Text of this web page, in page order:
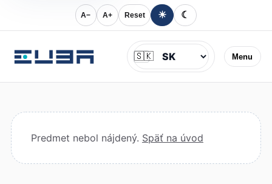
A− A+ Reset ☀ ☾
Menu
Jazyk
🇸🇰
Predmet nebol nájdený. Späť na úvod